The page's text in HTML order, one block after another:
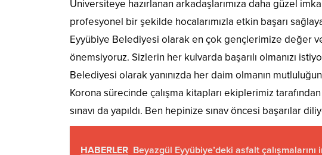
Üniversiteye hazırlanan arkadaşlarımıza daha güzel
profesyonel bir şekilde hocalarımızla etkin başarı
Eyyübiye Belediyesi olarak en çok gençlerimize değer
önemsiyoruz. Sizlerin her kulvarda başarılı olmanızı
Belediyesi olarak yanınızda her daim olmanın
Korona sürecinde çalışma kitapları ekiplerimiz
sınavı da yapıldı. Ben hepinize sınav öncesi başarılar
HABERLER Beyazgül Eyyübiye’deki asfalt çalışmalarını